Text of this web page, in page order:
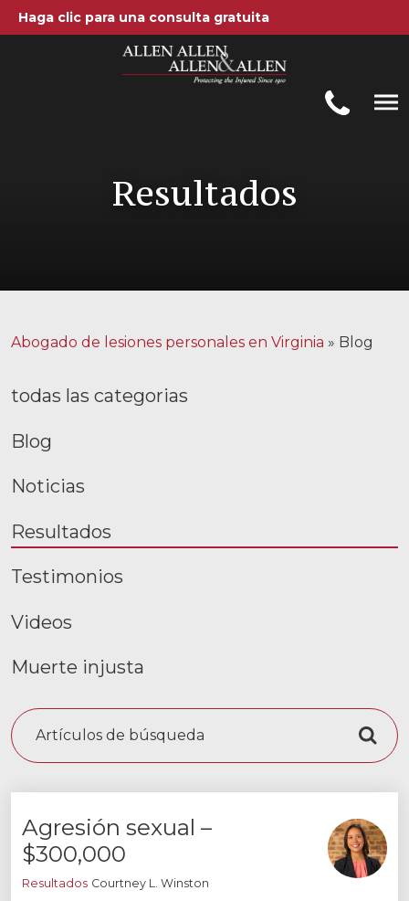
Haga clic para una consulta gratuita
Allen, Allen, Allen y Allen, PC
Areas de práctica
Negligencia médica
Lesiones Cerebrales
Resultados de casos
Participación de la comunidad
Recursos
Blog
Noticias
Videos
Resultados
Abogado de lesiones personales en Virginia » Blog
todas las categorias
Blog
Noticias
Resultados
Testimonios
Videos
Muerte injusta
Agresión sexual –
$300,000
Resultados Courtney L. Winston